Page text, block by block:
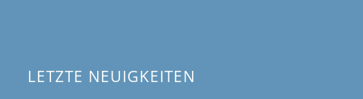
LETZTE NEUIGKEITEN